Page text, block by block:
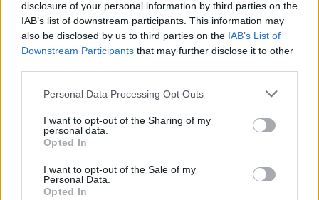
disclosure of your personal information by third parties on the
IAB’s list of downstream participants. This information may
also be disclosed by us to third parties on the IAB’s List of
Downstream Participants that may further disclose it to other
Personal Data Processing Opt Outs
I want to opt-out of the Sharing of my
personal data.
Opted In
I want to opt-out of the Sale of my
Personal Data.
Opted In